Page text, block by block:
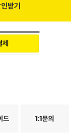
받기
드 1:1문의